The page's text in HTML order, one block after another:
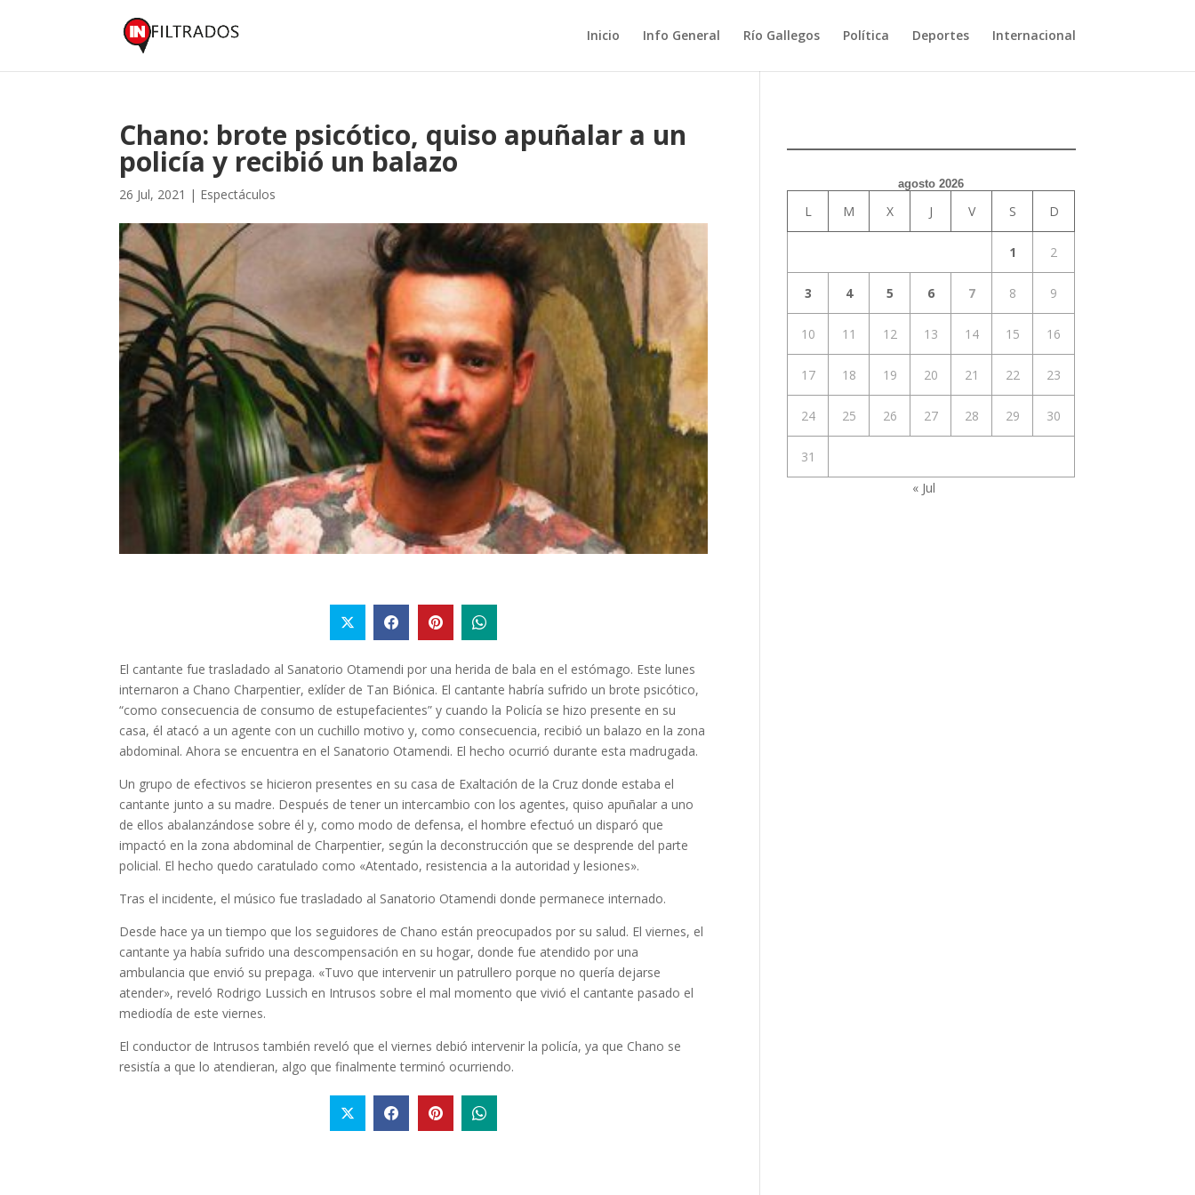
Inicio Info General Río Gallegos Política Deportes Internacional
Chano: brote psicótico, quiso apuñalar a un
policía y recibió un balazo
26 Jul, 2021 | Espectáculos
El cantante fue trasladado al Sanatorio Otamendi por una herida de bala en el estómago. Este lunes
internaron a Chano Charpentier, exlíder de Tan Biónica. El cantante habría sufrido un brote psicótico,
“como consecuencia de consumo de estupefacientes” y cuando la Policía se hizo presente en su
casa, él atacó a un agente con un cuchillo motivo y, como consecuencia, recibió un balazo en la zona
abdominal. Ahora se encuentra en el Sanatorio Otamendi. El hecho ocurrió durante esta madrugada.
Un grupo de efectivos se hicieron presentes en su casa de Exaltación de la Cruz donde estaba el
cantante junto a su madre. Después de tener un intercambio con los agentes, quiso apuñalar a uno
de ellos abalanzándose sobre él y, como modo de defensa, el hombre efectuó un disparó que
impactó en la zona abdominal de Charpentier, según la deconstrucción que se desprende del parte
policial. El hecho quedo caratulado como «Atentado, resistencia a la autoridad y lesiones».
Tras el incidente, el músico fue trasladado al Sanatorio Otamendi donde permanece internado.
Desde hace ya un tiempo que los seguidores de Chano están preocupados por su salud. El viernes, el
cantante ya había sufrido una descompensación en su hogar, donde fue atendido por una
ambulancia que envió su prepaga. «Tuvo que intervenir un patrullero porque no quería dejarse
atender», reveló Rodrigo Lussich en Intrusos sobre el mal momento que vivió el cantante pasado el
mediodía de este viernes.
El conductor de Intrusos también reveló que el viernes debió intervenir la policía, ya que Chano se
resistía a que lo atendieran, algo que finalmente terminó ocurriendo.
agosto 2026
L M X J V S D
1 2
3 4 5 6 7 8 9
10 11 12 13 14 15 16
17 18 19 20 21 22 23
24 25 26 27 28 29 30
31
« Jul